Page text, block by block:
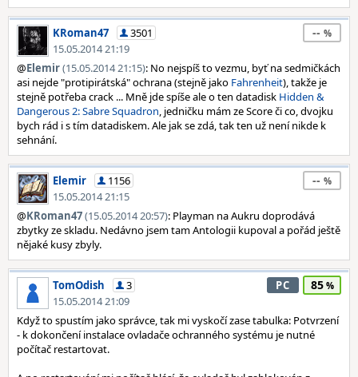
KRoman47
3501
15.05.2014 21:19
--
@Elemir(15.05.2014 21:15): No nejspíš to vezmu, byť na sedmičkách
asi nejde "protipirátská" ochrana (stejně jako Fahrenheit), takže je
stejně potřeba crack ... Mně jde spíše ale o ten datadisk Hidden &
Dangerous 2: Sabre Squadron, jedničku mám ze Score či co, dvojku
bych rád i s tím datadiskem. Ale jak se zdá, tak ten už není nikde k
sehnání.
Elemir
1156
15.05.2014 21:15
--
@KRoman47(15.05.2014 20:57): Playman na Aukru doprodává
zbytky ze skladu. Nedávno jsem tam Antologii kupoval a pořád ještě
nějaké kusy zbyly.
TomOdish
3
15.05.2014 21:09
PC 85
Když to spustím jako správce, tak mi vyskočí zase tabulka: Potvrzení
- k dokončení instalace ovladače ochranného systému je nutné
počítač restartovat.